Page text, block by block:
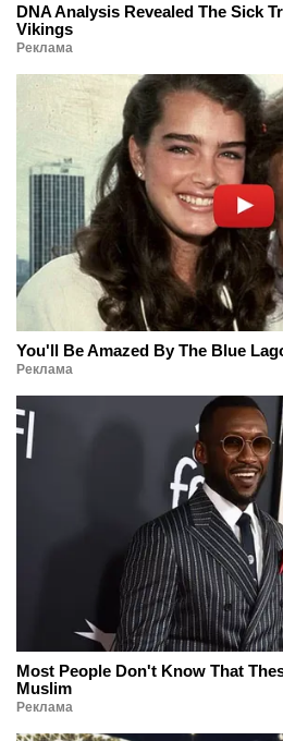
DNA Analysis Revealed The Sick
Vikings
Реклама
You'll Be Amazed By The Blue
Реклама
Most People Don't Know That
Muslim
Реклама